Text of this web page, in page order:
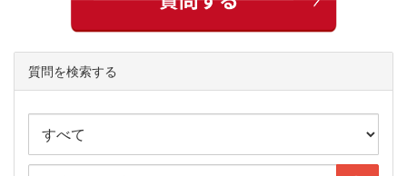
質問を検索する